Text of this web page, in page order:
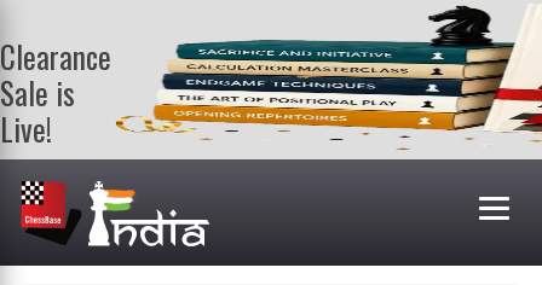
Clearance
Sale is
Live!
Get a FREE
book on
purchasing 2
or more
books. Valid